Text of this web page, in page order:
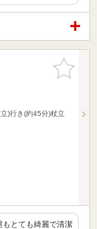
お気に入
りに追加
)行き(約45分)杖立
もとても綺麗で清潔